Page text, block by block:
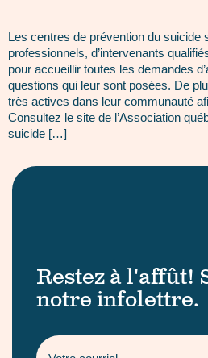
Les centres de prévention du suicide
professionnels, d’intervenants
pour accueillir toutes les demandes
questions qui leur sont posées. De
très actives dans leur communauté
Consultez le site de l’Association
suicide […]
Restez à l'affût!
notre infolettre.